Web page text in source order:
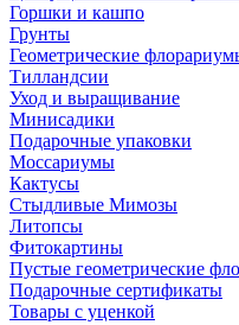
Горшки и кашпо
Грунты
Геометрические
Тилландсии
Уход и выращивание
Минисадики
Подарочные упаковки
Моссариумы
Кактусы
Стыдливые Мимозы
Литопсы
Фитокартины
Пустые геометрические
Подарочные сертификаты
Товары с уценкой